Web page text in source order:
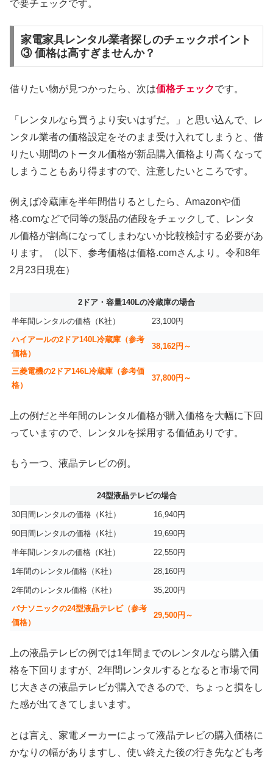
で要チェックです。
家電家具レンタル業者探しのチェックポイント
③ 価格は高すぎませんか？
借りたい物が見つかったら、次は価格チェックです。
「レンタルなら買うより安いはずだ。」と思い込んで、レ
ンタル業者の価格設定をそのまま受け入れてしまうと、借
りたい期間のトータル価格が新品購入価格より高くなって
しまうこともあり得ますので、注意したいところです。
例えば冷蔵庫を半年間借りるとしたら、Amazonや価
格.comなどで同等の製品の値段をチェックして、レンタ
ル価格が割高になってしまわないか比較検討する必要があ
ります。（以下、参考価格は価格.comさんより。令和8年
2月23日現在）
2ドア・容量140Lの冷蔵庫の場合
半年間レンタルの価格（K社）
23,100円
ハイアールの2ドア140L冷蔵庫（参考
価格）
38,162円～
三菱電機の2ドア146L冷蔵庫（参考価
格）
37,800円～
上の例だと半年間のレンタル価格が購入価格を大幅に下回
っていますので、レンタルを採用する価値ありです。
もう一つ、液晶テレビの例。
24型液晶テレビの場合
30日間レンタルの価格（K社） 16,940円
90日間レンタルの価格（K社） 19,690円
半年間レンタルの価格（K社） 22,550円
1年間のレンタル価格（K社） 28,160円
2年間のレンタル価格（K社）
35,200円
パナソニックの24型液晶テレビ（参考
価格）
29,500円～
上の液晶テレビの例では1年間までのレンタルなら購入価
格を下回りますが、2年間レンタルするとなると市場で同
じ大きさの液晶テレビが購入できるので、ちょっと損をし
た感が出てきてしまいます。
とは言え、家電メーカーによって液晶テレビの購入価格に
かなりの幅がありますし、使い終えた後の行き先なども考